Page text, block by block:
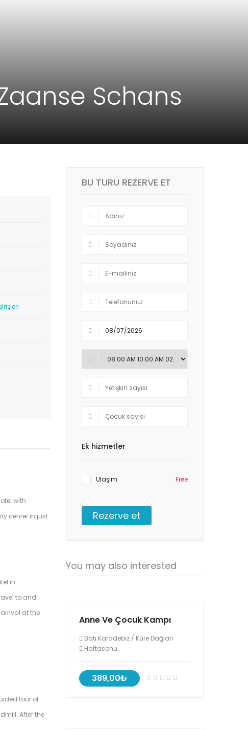
Schans
with
center in just
in
to and
at the
tour of
After the
BU TURU REZERVE ET
Ek hizmetler
Ulaşım Free
Rezerve et
You may also interested
Anne Ve Çocuk Kampı
Batı Karadebiz / Küre Dağları
Haftasonu
389,00₺